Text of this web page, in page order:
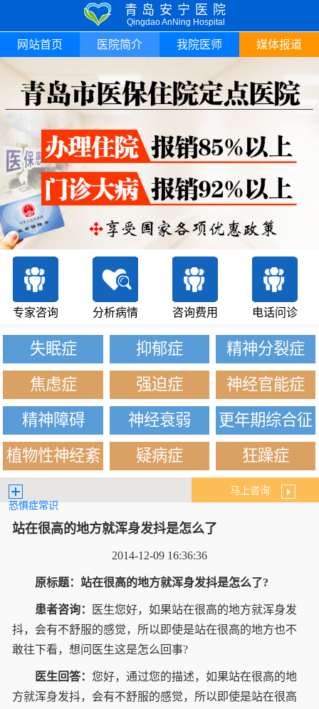
青岛安宁医院
Qingdao AnNing Hospital
网站首页 医院简介 我院医师 媒体报道
专家咨询 分析病情 咨询费用 电话问诊
失眠症 抑郁症
精神分裂症
焦虑症
强迫症
神经官能症
精神障碍
神经衰弱
更年期综合征
植物性神经紊
疑病症 狂躁症
恐惧症常识
马上咨询
站在很高的地方就浑身发抖是怎么了
2014-12-09 16:36:36
原标题：站在很高的地方就浑身发抖是怎么了?
患者咨询：
医生您好，如果站在很高的地方就浑身发
抖，会有不舒服的感觉，所以即使是站在很高的地方也不
敢往下看，想问医生这是怎么回事?
医生回答： 您好，通过您的描述，如果站在很高的地
方就浑身发抖，会有不舒服的感觉，所以即使是站在很高